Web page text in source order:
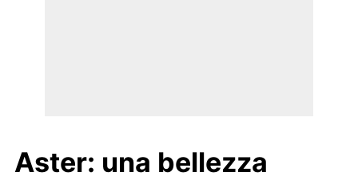
Aster: una bellezza